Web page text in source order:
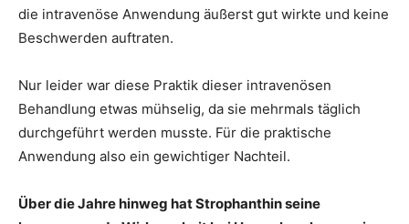
die intravenöse Anwendung äußerst gut wirkte und keine
Beschwerden auftraten.
Nur leider war diese Praktik dieser intravenösen
Behandlung etwas mühselig, da sie mehrmals täglich
durchgeführt werden musste. Für die praktische
Anwendung also ein gewichtiger Nachteil.
Über die Jahre hinweg hat Strophanthin seine